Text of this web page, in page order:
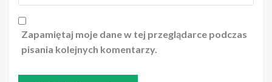
Zapamiętaj moje dane w tej przeglądarce podczas
pisania kolejnych komentarzy.